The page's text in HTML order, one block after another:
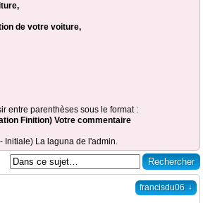
de votre voiture,
entre parenthèses sous le format :
Finition) Votre commentaire
Initiale) La laguna de l'admin.
francisdu06 ↓